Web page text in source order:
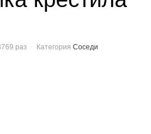
раз Категория Соседи